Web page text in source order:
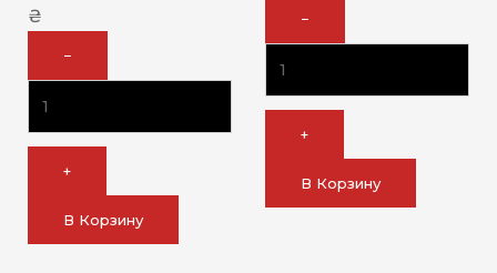
₴
−
+
В Корзину
−
+
В Корзину